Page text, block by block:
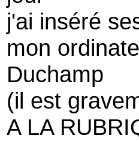
j'ai inséré
mon
Duchamp
(il est
A LA